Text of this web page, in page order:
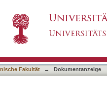
Fakultät → Dokumentanzeige